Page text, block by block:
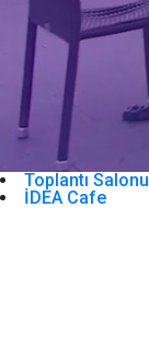
Toplantı Salonu
İDEA Cafe